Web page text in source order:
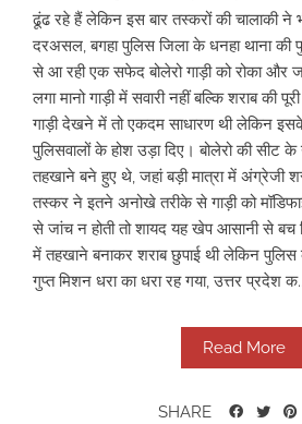
ढूंढ रहे हैं लेकिन इस बार तस्करों की चालाकी ने
दरअसल, बगहा पुलिस जिला के धनहा थाना की
से आ रही एक सफेद बोलेरो गाड़ी को रोका और
लगा मानो गाड़ी में सवारी नहीं बल्कि शराब की
गाड़ी देखने में तो एकदम साधारण थी लेकिन
पुलिसवालों के होश उड़ा दिए। बोलेरो की
तहखाने बने हुए थे, जहां बड़ी मात्रा में अंग्रेजी
तस्कर ने इतने अनोखे तरीके से गाड़ी को
से जांच न होती तो शायद यह खेप आसानी से बच
में तहखाने बनाकर शराब छुपाई थी लेकिन
गुप्त मिशन धरा का धरा रह गया, उत्तर प्रदेश
Read More
SHARE